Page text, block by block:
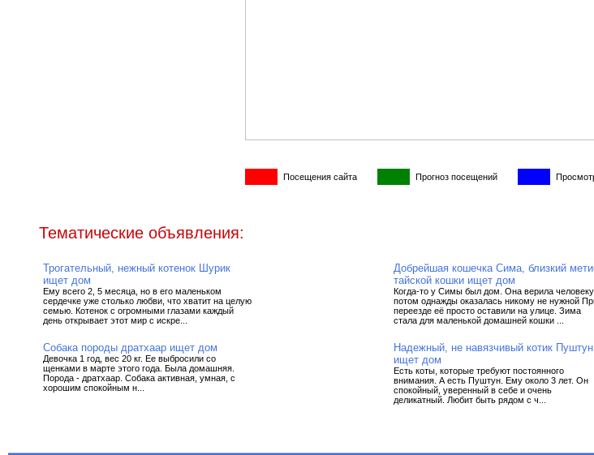
Посещения сайта Прогноз посещений
Тематические объявления:
Трогательный, нежный котенок Шурик
ищет дом
Ему всего 2, 5 месяца, но в его маленьком
сердечке уже столько любви, что хватит на целую
семью. Котенок с огромными глазами каждый
день открывает этот мир с искре...
Собака породы дратхаар ищет дом
Девочка 1 год, вес 20 кг. Ее выбросили со
щенками в марте этого года. Была домашняя.
Порода - дратхаар. Собака активная, умная, с
хорошим спокойным н...
Добрейшая кошечка Сима, близкий
тайской кошки ищет дом
Когда-то у Симы был дом. Она верила
потом однажды оказалась никому не нужной
переезде её просто оставили на улице. Зима
стала для маленькой домашней кошки ...
Надежный, не навязчивый котик Пуштун
ищет дом
Есть коты, которые требуют постоянного
внимания. А есть Пуштун. Ему около 3 лет. Он
спокойный, уверенный в себе и очень
деликатный. Любит быть рядом с ч...